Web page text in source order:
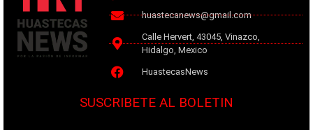
huastecanews@gmail.com
Calle Hervert, 43045, Vinazco,
Hidalgo, Mexico
HuastecasNews
SUSCRIBETE AL BOLETIN